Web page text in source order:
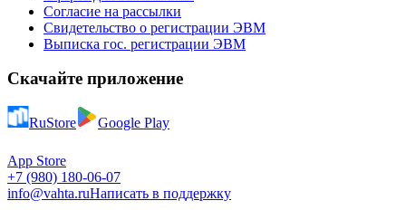
Согласие на рассылки
Свидетельство о регистрации ЭВМ
Выписка гос. регистрации ЭВМ
Скачайте приложение
RuStore Google Play
App Store
+7 (980) 180-06-07
info@vahta.ruНаписать в поддержку